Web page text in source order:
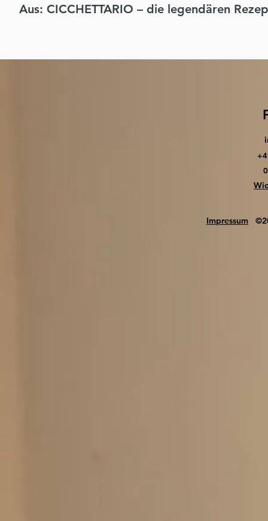
Aus: CICCHETTARIO – die legendären
Impressum